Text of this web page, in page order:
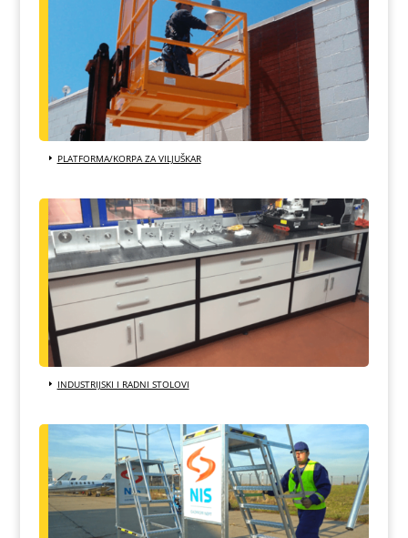
PLATFORMA/KORPA ZA VILJUŠKAR
INDUSTRIJSKI I RADNI STOLOVI